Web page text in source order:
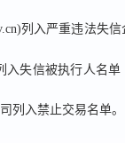
列入严重违法失
入失信被执行人名
列入禁止交易名单。